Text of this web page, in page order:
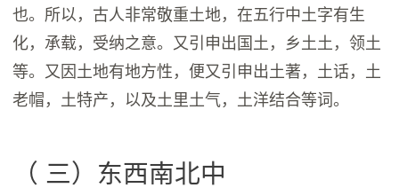
也。所以，古人非常敬重土地，在五行中土字有生
化，承载，受纳之意。又引申出国土，乡土土，领土
等。又因土地有地方性，便又引申出土著，土话，土
老帽，土特产，以及土里土气，土洋结合等词。
（ 三）东西南北中